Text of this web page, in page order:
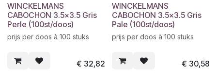
WINCKELMANS
CABOCHON 3.5x3.5 Gris
Perle (100st/doos)
prijs per doos à 100 stuks
€ 32,82
WINCKELMANS
CABOCHON 3.5x3.5 Gris
Pale (100st/doos)
prijs per doos à 100 stuks
€ 30,58